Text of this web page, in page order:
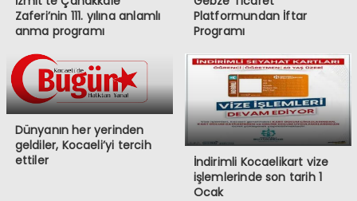
Zaferi’nin 111. yılına anlamlı
anma programı
Platformundan İftar
Programı
Dünyanın her yerinden
geldiler, Kocaeli’yi tercih
ettiler
İndirimli Kocaelikart vize
işlemlerinde son tarih 1
Ocak